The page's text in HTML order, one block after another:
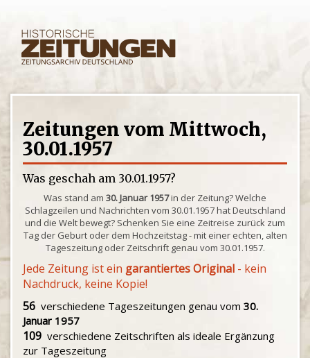
Zeitungen vom Mittwoch,
30.01.1957
Was geschah am 30.01.1957?
Was stand am 30. Januar 1957in der Zeitung? Welche
Schlagzeilen und Nachrichten vom 30.01.1957 hat Deutschland
und die Welt bewegt? Schenken Sie eine Zeitreise zurück zum
Tag der Geburt oder dem Hochzeitstag - mit einer echten, alten
Tageszeitung oder Zeitschrift genau vom 30.01.1957.
Jede Zeitung ist ein garantiertes Original - kein
Nachdruck, keine Kopie!
56 verschiedene Tageszeitungen genau vom 30.
Januar 1957
109 verschiedene Zeitschriften als ideale Ergänzung
zur Tageszeitung